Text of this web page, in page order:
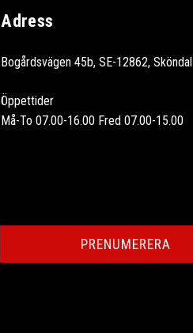
Adress
Bogårdsvägen 45b, SE-12862, Sköndal
Öppettider
Må-To 07.00-16.00 Fred 07.00-15.00
PRENUMERERA